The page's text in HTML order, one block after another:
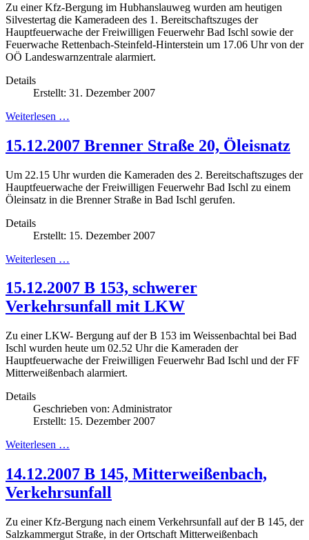
Zu einer Kfz-Bergung im Hubhanslauweg wurden am heutigen
Silvestertag die Kameradeen des 1. Bereitschaftszuges der
Hauptfeuerwache der Freiwilligen Feuerwehr Bad Ischl sowie der
Feuerwache Rettenbach-Steinfeld-Hinterstein um 17.06 Uhr von der
OÖ Landeswarnzentrale alarmiert.
Details
Erstellt: 31. Dezember 2007
Weiterlesen …
15.12.2007 Brenner Straße 20, Öleisnatz
Um 22.15 Uhr wurden die Kameraden des 2. Bereitschaftszuges der
Hauptfeuerwache der Freiwilligen Feuerwehr Bad Ischl zu einem
Öleinsatz in die Brenner Straße in Bad Ischl gerufen.
Details
Erstellt: 15. Dezember 2007
Weiterlesen …
15.12.2007 B 153, schwerer
Verkehrsunfall mit LKW
Zu einer LKW- Bergung auf der B 153 im Weissenbachtal bei Bad
Ischl wurden heute um 02.52 Uhr die Kameraden der
Hauptfeuerwache der Freiwilligen Feuerwehr Bad Ischl und der FF
Mitterweißenbach alarmiert.
Details
Geschrieben von: Administrator
Erstellt: 15. Dezember 2007
Weiterlesen …
14.12.2007 B 145, Mitterweißenbach,
Verkehrsunfall
Zu einer Kfz-Bergung nach einem Verkehrsunfall auf der B 145, der
Salzkammergut Straße, in der Ortschaft Mitterweißenbach